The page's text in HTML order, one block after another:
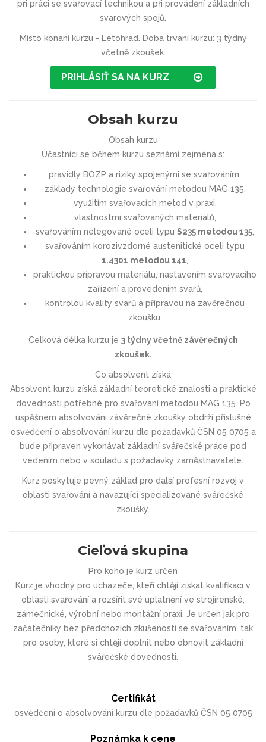
při práci se svařovací technikou a při provádění základních
svarových spojů.
Místo konání kurzu - Letohrad. Doba trvání kurzu: 3 týdny
včetně zkoušek.
PRIHLÁSIŤ SA NA KURZ
Obsah kurzu
Obsah kurzu
Účastníci se během kurzu seznámí zejména s:
pravidly BOZP a riziky spojenými se svařováním,
základy technologie svařování metodou MAG 135,
využitím svařovacích metod v praxi,
vlastnostmi svařovaných materiálů,
svařováním nelegované oceli typu S235 metodou 135
svařováním korozivzdorné austenitické oceli typu
1.4301 metodou 141
praktickou přípravou materiálu, nastavením svařovacího
zařízení a provedením svarů,
kontrolou kvality svarů a přípravou na závěrečnou
zkoušku.
Celková délka kurzu je 3 týdny včetně závěrečných
zkoušek.
Co absolvent získá
Absolvent kurzu získá základní teoretické znalosti a praktické
dovednosti potřebné pro svařování metodou MAG 135. Po
úspěšném absolvování závěrečné zkoušky obdrží příslušné
osvědčení o absolvování kurzu dle požadavků ČSN 05 0705 a
bude připraven vykonávat základní svářečské práce pod
vedením nebo v souladu s požadavky zaměstnavatele.
Kurz poskytuje pevný základ pro další profesní rozvoj v
oblasti svařování a navazující specializované svářečské
zkoušky.
Cieľová skupina
Pro koho je kurz určen
Kurz je vhodný pro uchazeče, kteří chtějí získat kvalifikaci v
oblasti svařování a rozšířit své uplatnění ve strojírenské,
zámečnické, výrobní nebo montážní praxi. Je určen jak pro
začátečníky bez předchozích zkušeností se svařováním, tak
pro osoby, které si chtějí doplnit nebo obnovit základní
svářečské dovednosti.
Certifikát
osvědčení o absolvování kurzu dle požadavků ČSN 05 0705
Poznámka k cene